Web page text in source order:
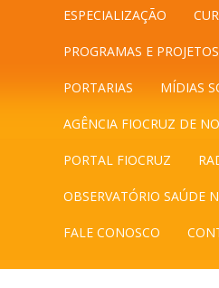
ESPECIALIZAÇÃO
PROGRAMAS E PROJETOS
PORTARIAS MÍDIAS
AGÊNCIA FIOCRUZ DE
PORTAL FIOCRUZ
OBSERVATÓRIO SAÚDE
FALE CONOSCO